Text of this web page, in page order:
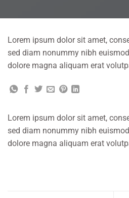
Lorem ipsum dolor sit amet,
sed diam nonummy nibh
dolore magna aliquam erat
Lorem ipsum dolor sit amet,
sed diam nonummy nibh
dolore magna aliquam erat